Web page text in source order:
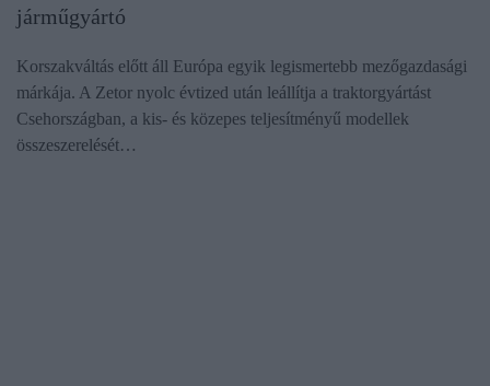
járműgyártó
Korszakváltás előtt áll Európa egyik legismertebb mezőgazdasági
márkája. A Zetor nyolc évtized után leállítja a traktorgyártást
Csehországban, a kis- és közepes teljesítményű modellek
összeszerelését…